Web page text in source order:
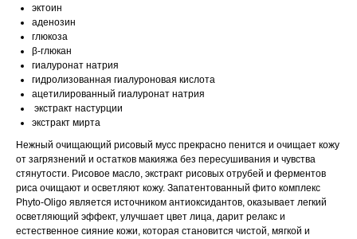
эктоин
аденозин
глюкоза
β-глюкан
гиалуронат натрия
гидролизованная гиалуроновая кислота
ацетилированный гиалуронат натрия
экстракт настурции
экстракт мирта
Нежный очищающий рисовый мусс прекрасно пенится и очищает кожу
от загрязнений и остатков макияжа без пересушивания и чувства
стянутости. Рисовое масло, экстракт рисовых отрубей и ферментов
риса очищают и осветляют кожу. Запатентованный фито комплекс
Phyto-Oligo является источником антиоксидантов, оказывает легкий
осветляющий эффект, улучшает цвет лица, дарит релакс и
естественное сияние кожи, которая становится чистой, мягкой и